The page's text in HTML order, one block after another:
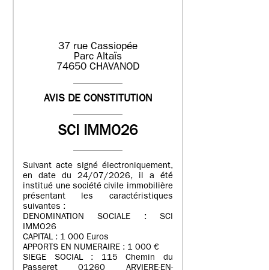
37 rue Cassiopée
Parc Altaïs
74650 CHAVANOD
AVIS DE CONSTITUTION
SCI IMMO26
Suivant acte signé électroniquement,
en date du 24/07/2026, il a été
institué une société civile immobilière
présentant les caractéristiques
suivantes :
DENOMINATION SOCIALE : SCI
IMMO26
CAPITAL : 1 000 Euros
APPORTS EN NUMERAIRE : 1 000 €
SIEGE SOCIAL : 115 Chemin du